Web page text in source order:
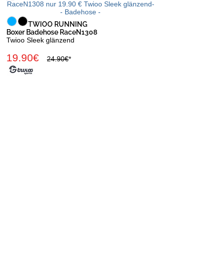
TWIOO RUNNING
Boxer Badehose RaceN1308
Twioo Sleek glänzend
19.90€ 24.90€*